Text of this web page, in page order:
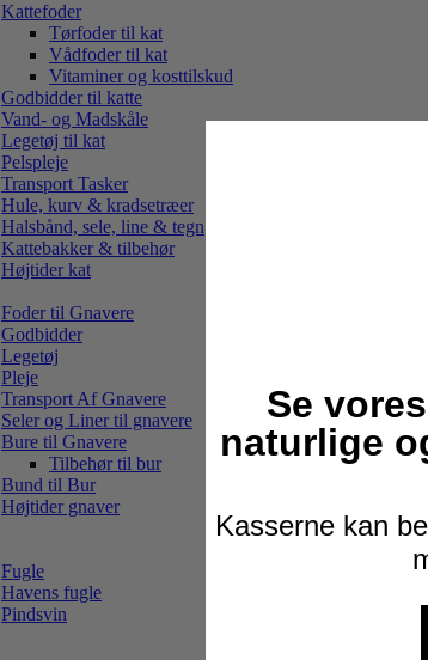
Kattefoder
Tørfoder til kat
Vådfoder til kat
Vitaminer og kosttilskud
Godbidder til katte
Vand- og Madskåle
Legetøj til kat
Pelspleje
Transport Tasker
Hule, kurv & kradsetræer
Halsbånd, sele, line & tegn
Kattebakker & tilbehør
Højtider kat
Foder til Gnavere
Godbidder
Legetøj
Pleje
Transport Af Gnavere
Seler og Liner til gnavere
Bure til Gnavere
Tilbehør til bur
Bund til Bur
Højtider gnaver
Fugle
Havens fugle
Pindsvin
Se
naturlige
Kasserne kan